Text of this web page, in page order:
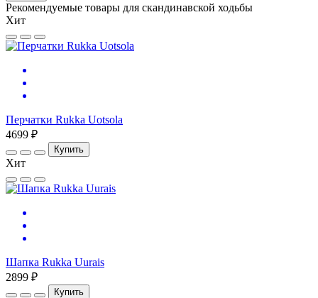
Рекомендуемые товары для скандинавской ходьбы
Хит
Перчатки Rukka Uotsola
4699 ₽
Купить
Хит
Шапка Rukka Uurais
2899 ₽
Купить